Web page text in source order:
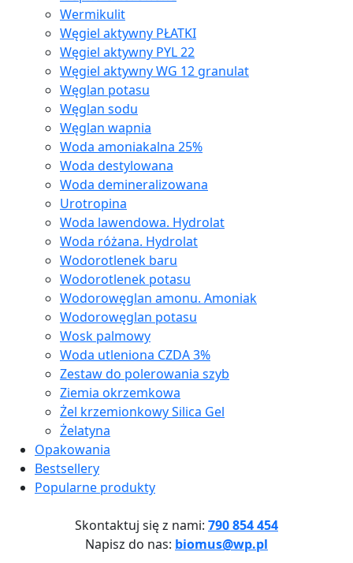
Wermikulit
Węgiel aktywny PŁATKI
Węgiel aktywny PYL 22
Węgiel aktywny WG 12 granulat
Węglan potasu
Węglan sodu
Węglan wapnia
Woda amoniakalna 25%
Woda destylowana
Woda demineralizowana
Urotropina
Woda lawendowa. Hydrolat
Woda różana. Hydrolat
Wodorotlenek baru
Wodorotlenek potasu
Wodorowęglan amonu. Amoniak
Wodorowęglan potasu
Wosk palmowy
Woda utleniona CZDA 3%
Zestaw do polerowania szyb
Ziemia okrzemkowa
Żel krzemionkowy Silica Gel
Żelatyna
Opakowania
Bestsellery
Popularne produkty
Skontaktuj się z nami: 790 854 454
Napisz do nas: biomus@wp.pl